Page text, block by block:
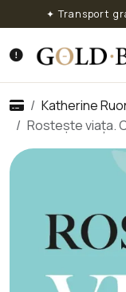
✦ Transport
Katherine
Rostește viața.